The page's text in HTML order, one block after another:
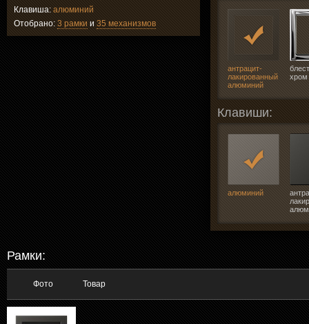
Клавиша: алюминий
Отобрано: 3 рамки и 35 механизмов
антрацит-
лакированный
алюминий
хром
Клавиши:
алюминий
Рамки:
Фото Товар